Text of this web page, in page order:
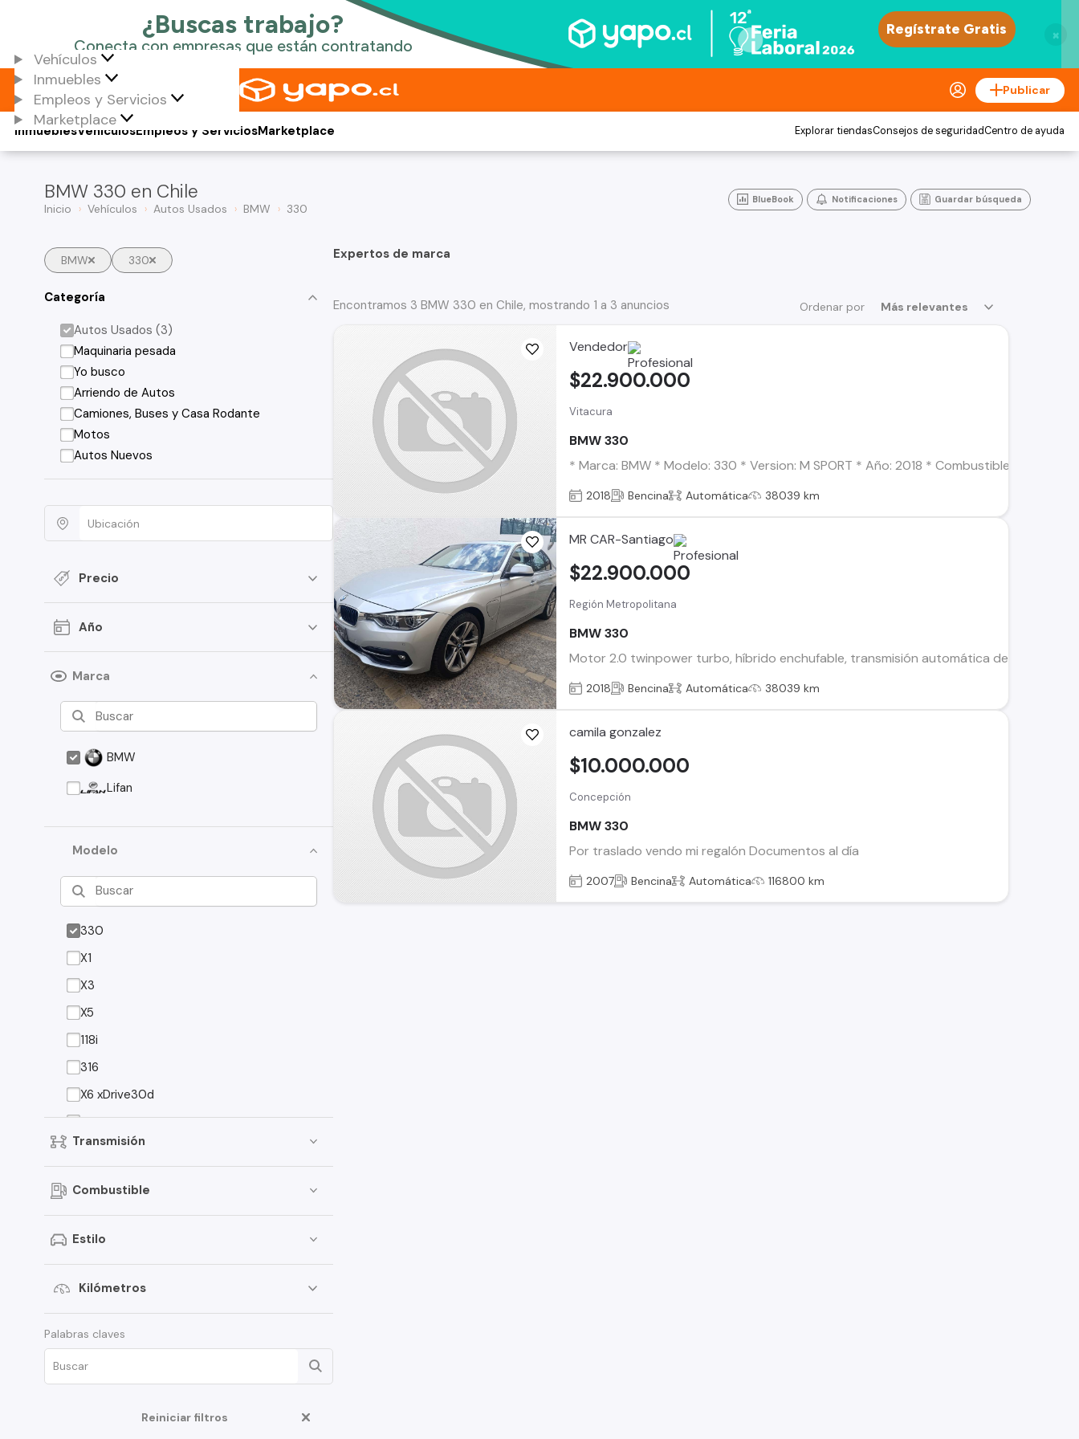
×
Vehículos
Inmuebles
Empleos y Servicios
Marketplace
Publicar
Vehículos
Inmuebles Empleos y ServiciosMarketplace Explorar tiendasConsejos de seguridadCentro de ayuda
BMW 330 en Chile
Inicio Vehículos Autos Usados BMW 330
BlueBook Notificaciones Guardar búsqueda
BMW 330
Categoría
Autos Usados (3)
Maquinaria pesada
Yo busco
Arriendo de Autos
Camiones, Buses y Casa Rodante
Motos
Autos Nuevos
Precio
Año
Marca
BMW
Lifan
Modelo
330
X1
X3
X5
118i
316
X6 xDrive30d
116i
X6
325
420i
X4
525
X1 sDrive20i
Transmisión
Combustible
Estilo
Kilómetros
Palabras claves
Reiniciar filtros
Expertos de marca
Ordenar por Más relevantes
Encontramos 3 BMW 330 en Chile, mostrando 1 a 3 anuncios
Vendedor
Vitacura
BMW 330
* Marca: BMW * Modelo: 330 * Version: M SPORT * Año: 2018 * Combustible:
$22.900.000
2018 Bencina Automática 38039 km
MR CAR-Santiago
Región Metropolitana
BMW 330
Motor 2.0 twinpower turbo, híbrido enchufable, transmisión automática de 8
$22.900.000
2018 Bencina Automática 38039 km
camila gonzalez
Concepción
BMW 330
Por traslado vendo mi regalón Documentos al día
$10.000.000
2007 Bencina Automática 116800 km